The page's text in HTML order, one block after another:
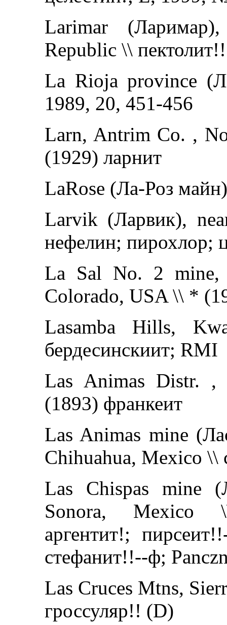
Larimar
Republic \\ пектолит!!
La Rioja province
1989, 20, 451-456
Larn, Antrim Co. ,
(1929) ларнит
LaRose (Ла-Роз
Larvik (Ларвик),
нефелин; пирохлор;
La Sal No. 2 mine,
Colorado, USA \\ *
Lasamba Hills,
бердесинскиит; RMI
Las Animas Distr.
(1893) франкеит
Las Animas mine
Chihuahua, Mexico \\
Las Chispas mine
Sonora, Mexico \\
аргентит!;
стефанит!!--ф;
Las Cruces Mtns,
гроссуляр!! (D)